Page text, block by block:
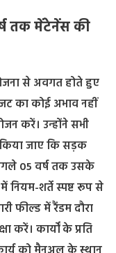
तक मेंटेनेंस की
से अवगत होते हुए
का कोई अभाव नहीं
करें। उन्होंने सभी
किया जाए कि सड़क
05 वर्ष तक उसके
नियम-शर्ते स्पष्ट रूप से
फील्ड में रैंडम दौरा
करें। कार्यों के प्रति